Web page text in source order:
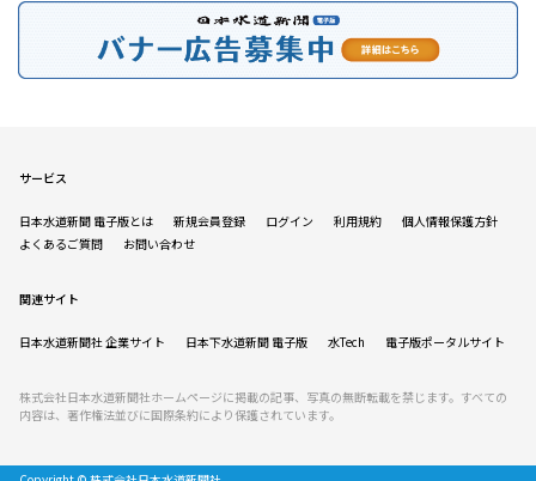
サービス
日本水道新聞 電子版とは 新規会員登録 ログイン 利用規約
個人情報保護方針
よくあるご質問
お問い合わせ
関連サイト
日本水道新聞社 企業サイト 日本下水道新聞 電子版 水Tech 電子版ポータルサイト
株式会社日本水道新聞社ホームページに掲載の記事、写真の無断転載を禁じます。すべての
内容は、著作権法並びに国際条約により保護されています。